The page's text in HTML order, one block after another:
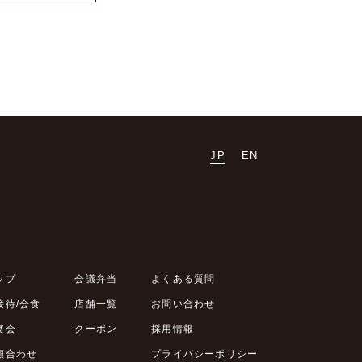
JP EN
プ
待/会食
会
合わせ
会議弁当
店舗一覧
クーポン
よくある質問
お問い合わせ
採用情報
プライバシーポリシー